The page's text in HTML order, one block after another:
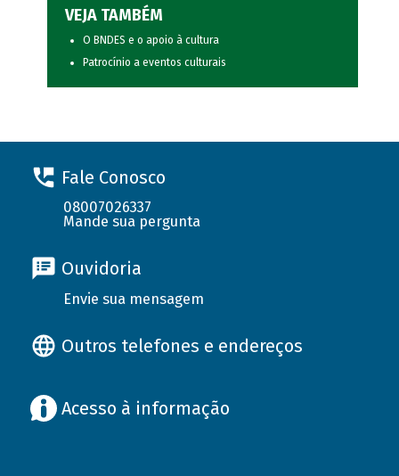
VEJA TAMBÉM
O BNDES e o apoio à cultura
Patrocínio a eventos culturais
Fale Conosco
08007026337
Mande sua pergunta
Ouvidoria
Envie sua mensagem
Outros telefones e endereços
Acesso à informação